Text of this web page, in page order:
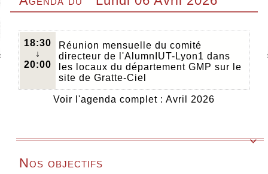
18:30
↓
20:00
Réunion mensuelle du comité
directeur de l'AlumnIUT-Lyon1 dans
les locaux du département GMP sur le
site de Gratte-Ciel
Voir l'agenda complet : Avril 2026

Nos objectifs